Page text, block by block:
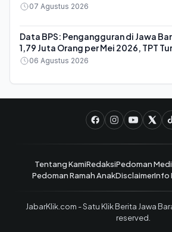
07 Agustus 2026
Data BPS: Pengangguran di Jawa
1,79 Juta Orang per Mei 2026, TPT
06 Agustus 2026
Tentang KamiRedaksiPedoman
Pedoman Ramah AnakDisclaimerInfo
JabarKlik.com - Satu Klik Berita Jawa
reserved.